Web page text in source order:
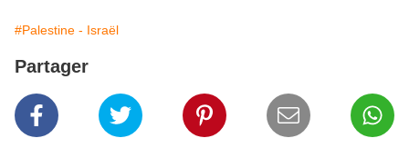
#Palestine - Israël
Partager